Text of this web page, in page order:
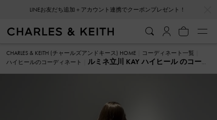
LINEお友だち追加＋アカウント連携でクーポンプレゼント！
CHARLES & KEITH (チャールズアンドキース) HOME
コーディネート一覧
ハイヒールのコーディネート
ルミネ立川 KAY ハイヒール のコーデ